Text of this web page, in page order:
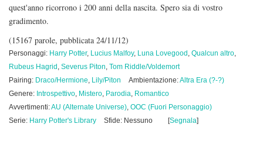
quest'anno ricorrono i 200 anni della nascita. Spero sia di vostro
gradimento.
(15167 parole, pubblicata 24/11/12)
Personaggi: Harry Potter, Lucius Malfoy, Luna Lovegood , Qualcun altro,
Rubeus Hagrid , Severus Piton, Tom Riddle/Voldemort
Pairing: Draco/Hermione, Lily/Piton Ambientazione:Altra Era (?-?)
Genere: Introspettivo, Mistero, Parodia, Romantico
Avvertimenti:AU (Alternate Universe), OOC (Fuori Personaggio)
Serie: Harry Potter's Library Sfide: Nessuno [Segnala]